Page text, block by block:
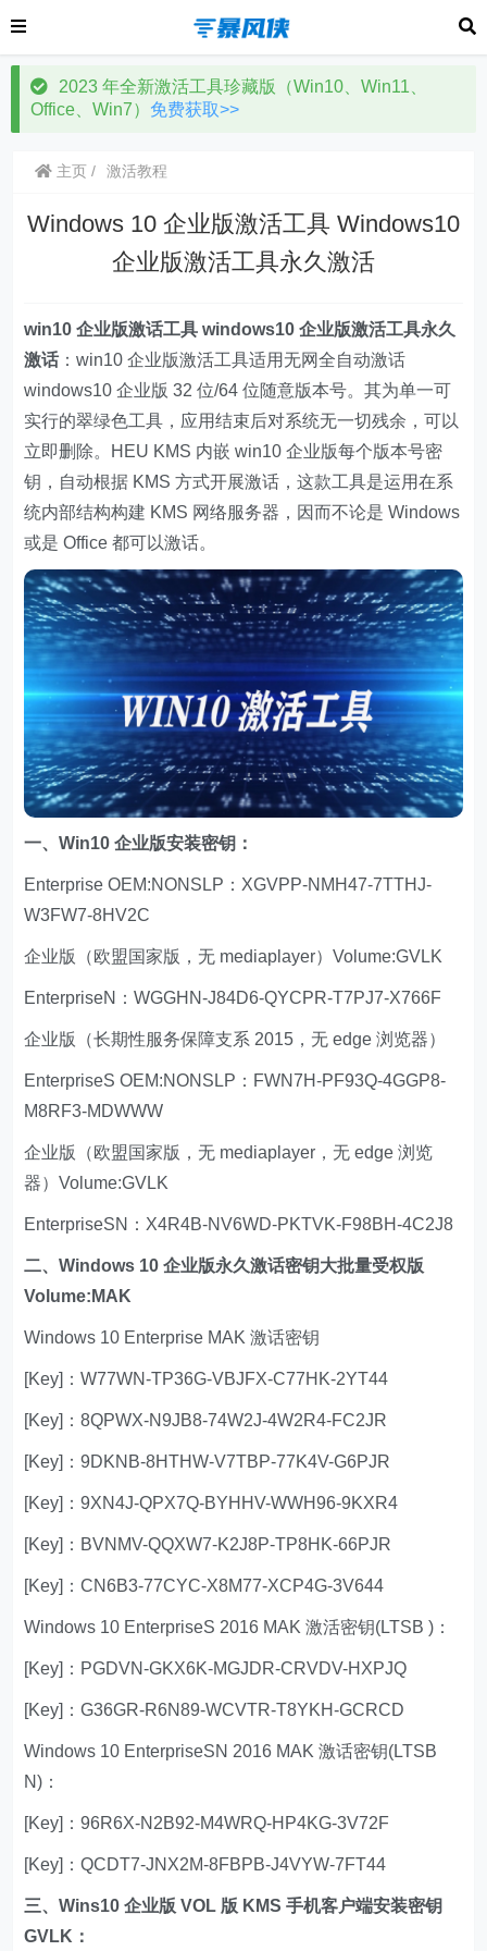
2023 年全新激活工具珍藏版（Win10、Win11、
Office、Win7） 免费获取>>
主页 激活教程
Windows 10 企业版激活工具 Windows10
企业版激活工具永久激活
win10 企业版激话工具 windows10 企业版激活工具永久
激话 ：win10 企业版激活工具适用无网全自动激话
windows10 企业版 32 位/64 位随意版本号。其为单一可
实行的翠绿色工具，应用结束后对系统无一切残余，可以
立即删除。HEU KMS 内嵌 win10 企业版每个版本号密
钥，自动根据 KMS 方式开展激话，这款工具是运用在系
统内部结构构建 KMS 网络服务器，因而不论是 Windows
或是 Office 都可以激话。
一、Win10 企业版安装密钥：
Enterprise OEM:NONSLP：XGVPP-NMH47-7TTHJ-
W3FW7-8HV2C
企业版（欧盟国家版，无 mediaplayer）Volume:GVLK
EnterpriseN：WGGHN-J84D6-QYCPR-T7PJ7-X766F
企业版（长期性服务保障支系 2015，无 edge 浏览器）
EnterpriseS OEM:NONSLP：FWN7H-PF93Q-4GGP8-
M8RF3-MDWWW
企业版（欧盟国家版，无 mediaplayer，无 edge 浏览
器）Volume:GVLK
EnterpriseSN：X4R4B-NV6WD-PKTVK-F98BH-4C2J8
二、Windows 10 企业版永久激话密钥大批量受权版
Volume:MAK
Windows 10 Enterprise MAK 激话密钥
[Key]：W77WN-TP36G-VBJFX-C77HK-2YT44
[Key]：8QPWX-N9JB8-74W2J-4W2R4-FC2JR
[Key]：9DKNB-8HTHW-V7TBP-77K4V-G6PJR
[Key]：9XN4J-QPX7Q-BYHHV-WWH96-9KXR4
[Key]：BVNMV-QQXW7-K2J8P-TP8HK-66PJR
[Key]：CN6B3-77CYC-X8M77-XCP4G-3V644
Windows 10 EnterpriseS 2016 MAK 激活密钥(LTSB )：
[Key]：PGDVN-GKX6K-MGJDR-CRVDV-HXPJQ
[Key]：G36GR-R6N89-WCVTR-T8YKH-GCRCD
Windows 10 EnterpriseSN 2016 MAK 激话密钥(LTSB
N)：
[Key]：96R6X-N2B92-M4WRQ-HP4KG-3V72F
[Key]：QCDT7-JNX2M-8FBPB-J4VYW-7FT44
三、Wins10 企业版 VOL 版 KMS 手机客户端安装密钥
GVLK：